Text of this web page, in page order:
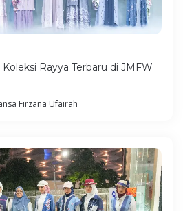
Rayya Terbaru di JMFW
Firzana Ufairah